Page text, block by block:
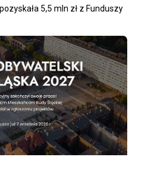
5,5 mln zł z Funduszy